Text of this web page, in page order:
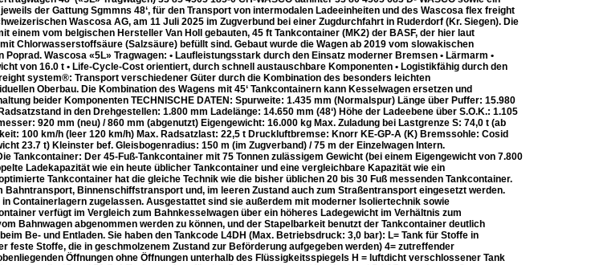
der Gattung Sgmmns 48‘, für den Transport von intermodalen Ladeeinheiten und des Wascosa flex freight
Wascosa AG, am 11 Juli 2025 im Zugverbund bei einer Zugdurchfahrt in Ruderdorf (Kr. Siegen). Die
einem vom belgischen Hersteller Van Holl gebauten, 45 ft Tankcontainer (MK2) der BASF, der hier laut
Chlorwasserstoffsäure (Salzsäure) befüllt sind. Gebaut wurde die Wagen ab 2019 vom slowakischen
Wascosa «5L» Tragwagen: • Laufleistungsstark durch den Einsatz moderner Bremsen • Lärmarm •
von 16.0 t • Life-Cycle-Cost orientiert, durch schnell austauschbare Komponenten • Logistikfähig durch den
system®: Transport verschiedener Güter durch die Kombination des besonders leichten
Oberbau. Die Kombination des Wagens mit 45‘ Tankcontainern kann Kesselwagen ersetzen und
beider Komponenten TECHNISCHE DATEN: Spurweite: 1.435 mm (Normalspur) Länge über Puffer: 15.980
in den Drehgestellen: 1.800 mm Ladelänge: 14.650 mm (48‘) Höhe der Ladeebene über S.O.K.: 1.105
920 mm (neu) / 860 mm (abgenutzt) Eigengewicht: 16.000 kg Max. Zuladung bei Lastgrenze S: 74,0 t (ab
100 km/h (leer 120 km/h) Max. Radsatzlast: 22,5 t Druckluftbremse: Knorr KE-GP-A (K) Bremssohle: Cosid
23.7 t) Kleinster bef. Gleisbogenradius: 150 m (im Zugverband) / 75 m der Einzelwagen Intern.
Tankcontainer: Der 45-Fuß-Tankcontainer mit 75 Tonnen zulässigem Gewicht (bei einem Eigengewicht von 7.800
Ladekapazität wie ein heute üblicher Tankcontainer und eine vergleichbare Kapazität wie ein
Tankcontainer hat die gleiche Technik wie die bisher üblichen 20 bis 30 Fuß messenden Tankcontainer.
Bahntransport, Binnenschiffstransport und, im leeren Zustand auch zum Straßentransport eingesetzt werden.
Containerlagern zugelassen. Ausgestattet sind sie außerdem mit moderner Isoliertechnik sowie
verfügt im Vergleich zum Bahnkesselwagen über ein höheres Ladegewicht im Verhältnis zum
Bahnwagen abgenommen werden zu können, und der Stapelbarkeit benutzt der Tankcontainer deutlich
Be- und Entladen. Sie haben den Tankcode L4DH (Max. Betriebsdruck: 3,0 bar): L= Tank für Stoffe in
feste Stoffe, die in geschmolzenem Zustand zur Beförderung aufgegeben werden) 4= zutreffender
Öffnungen ohne Öffnungen unterhalb des Flüssigkeitsspiegels H = luftdicht verschlossener Tank